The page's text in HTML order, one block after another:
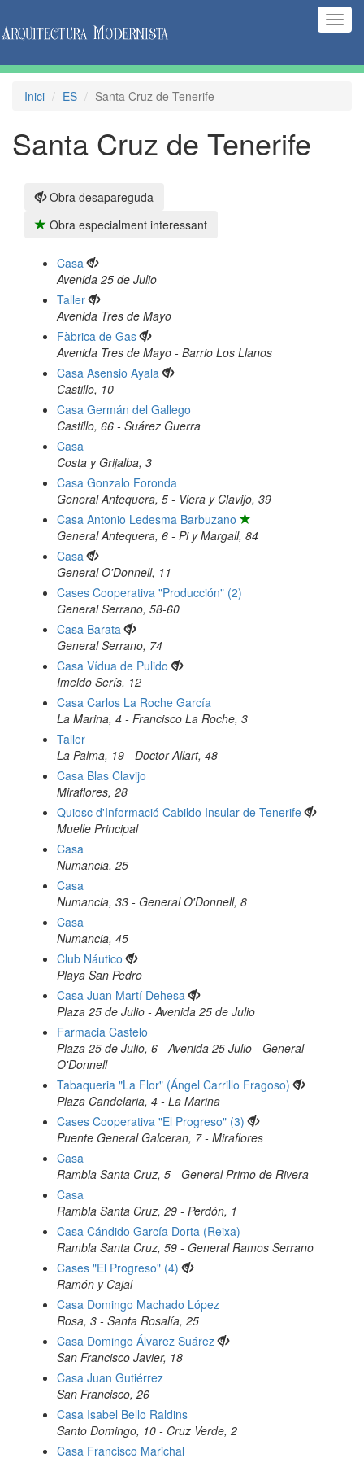
Inici ES Santa Cruz de Tenerife
Santa Cruz de Tenerife
Obra desapareguda
Obra especialment interessant
Casa
Avenida 25 de Julio
Taller
Avenida Tres de Mayo
Fàbrica de Gas
Avenida Tres de Mayo - Barrio Los Llanos
Casa Asensio Ayala
Castillo, 10
Casa Germán del Gallego
Castillo, 66 - Suárez Guerra
Casa
Costa y Grijalba, 3
Casa Gonzalo Foronda
General Antequera, 5 - Viera y Clavijo, 39
Casa Antonio Ledesma Barbuzano
General Antequera, 6 - Pi y Margall, 84
Casa
General O'Donnell, 11
Cases Cooperativa "Producción" (2)
General Serrano, 58-60
Casa Barata
General Serrano, 74
Casa Vídua de Pulido
Imeldo Serís, 12
Casa Carlos La Roche García
La Marina, 4 - Francisco La Roche, 3
Taller
La Palma, 19 - Doctor Allart, 48
Casa Blas Clavijo
Miraflores, 28
Quiosc d'Informació Cabildo Insular de Tenerife
Muelle Principal
Casa
Numancia, 25
Casa
Numancia, 33 - General O'Donnell, 8
Casa
Numancia, 45
Club Náutico
Playa San Pedro
Casa Juan Martí Dehesa
Plaza 25 de Julio - Avenida 25 de Julio
Farmacia Castelo
Plaza 25 de Julio, 6 - Avenida 25 Julio - General
O'Donnell
Tabaqueria "La Flor" (Ángel Carrillo Fragoso)
Plaza Candelaria, 4 - La Marina
Cases Cooperativa "El Progreso" (3)
Puente General Galceran, 7 - Miraflores
Casa
Rambla Santa Cruz, 5 - General Primo de Rivera
Casa
Rambla Santa Cruz, 29 - Perdón, 1
Casa Cándido García Dorta (Reixa)
Rambla Santa Cruz, 59 - General Ramos Serrano
Cases "El Progreso" (4)
Ramón y Cajal
Casa Domingo Machado López
Rosa, 3 - Santa Rosalía, 25
Casa Domingo Álvarez Suárez
San Francisco Javier, 18
Casa Juan Gutiérrez
San Francisco, 26
Casa Isabel Bello Raldins
Santo Domingo, 10 - Cruz Verde, 2
Casa Francisco Marichal